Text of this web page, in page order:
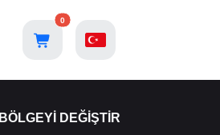
0
BÖLGEYI DEĞIŞTIR